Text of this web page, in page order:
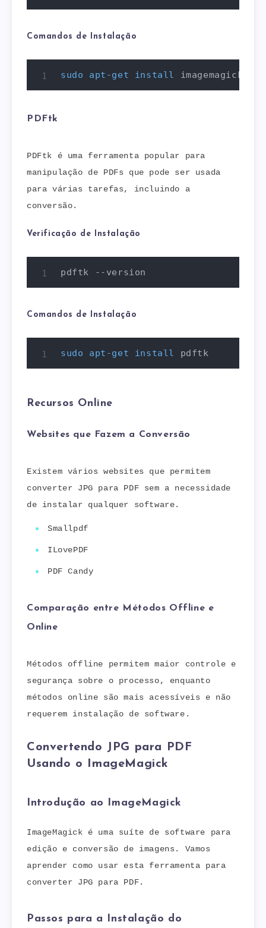
Comandos de Instalação
sudo apt-get install imagemagick
PDFtk
PDFtk é uma ferramenta popular para
manipulação de PDFs que pode ser usada
para várias tarefas, incluindo a
conversão.
Verificação de Instalação
pdftk --version
Comandos de Instalação
sudo apt-get install pdftk
Recursos Online
Websites que Fazem a Conversão
Existem vários websites que permitem
converter JPG para PDF sem a necessidade
de instalar qualquer software.
Smallpdf
ILovePDF
PDF Candy
Comparação entre Métodos Offline e
Online
Métodos offline permitem maior controle e
segurança sobre o processo, enquanto
métodos online são mais acessíveis e não
requerem instalação de software.
Convertendo JPG para PDF
Usando o ImageMagick
Introdução ao ImageMagick
ImageMagick é uma suíte de software para
edição e conversão de imagens. Vamos
aprender como usar esta ferramenta para
converter JPG para PDF.
Passos para a Instalação do